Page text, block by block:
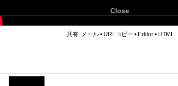
Close
共有: メール • URLコピー • Editor • HTML